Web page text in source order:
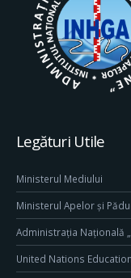
Legături Utile
Ministerul Mediului
Ministerul Apelor și
Administrația Națională
United Nations